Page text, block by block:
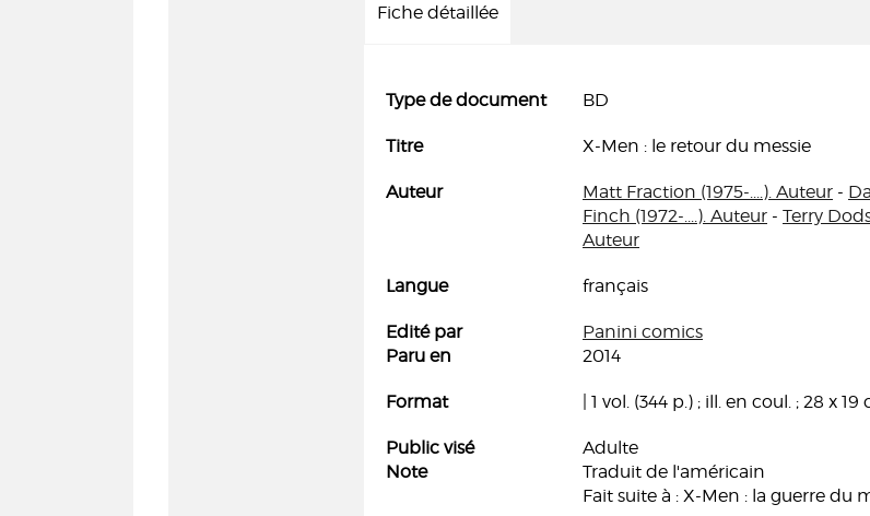
Fiche détaillée
Type de document BD
Titre X-Men : le retour du messie
Auteur Matt Fraction (1975-....). Auteur -
Finch (1972-....). Auteur - Terry
Auteur
Langue français
Edité par
Panini comics
Paru en
2014
Format | 1 vol. (344 p.) ; ill. en coul. ; 28 x 19
Public visé
Adulte
Note
Traduit de l'américain
Fait suite à : X-Men : la guerre du